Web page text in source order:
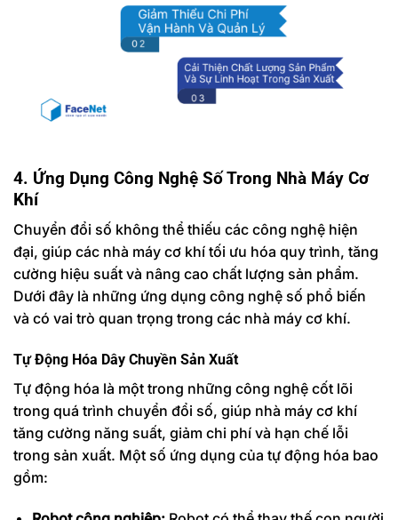
4. Ứng Dụng Công Nghệ Số Trong Nhà Máy Cơ
Khí
Chuyển đổi số không thể thiếu các công nghệ hiện
đại, giúp các nhà máy cơ khí tối ưu hóa quy trình, tăng
cường hiệu suất và nâng cao chất lượng sản phẩm.
Dưới đây là những ứng dụng công nghệ số phổ biến
và có vai trò quan trọng trong các nhà máy cơ khí.
Tự Động Hóa Dây Chuyền Sản Xuất
Tự động hóa là một trong những công nghệ cốt lõi
trong quá trình chuyển đổi số, giúp nhà máy cơ khí
tăng cường năng suất, giảm chi phí và hạn chế lỗi
trong sản xuất. Một số ứng dụng của tự động hóa bao
gồm: